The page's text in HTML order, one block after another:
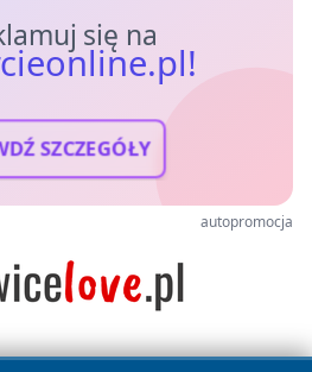
się na
SZCZEGÓŁY
autopromocja